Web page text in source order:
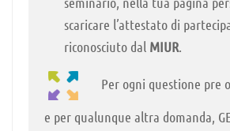
scaricare l’attestato di
riconosciuto dal MIUR.
Per ogni questione pre
e per qualunque altra domanda,